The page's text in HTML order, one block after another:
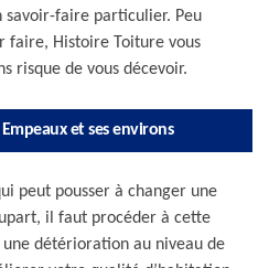
faire particulier. Peu
faire, Histoire Toiture vous
risque de vous décevoir.
et ses environs
peut pousser à changer une
il faut procéder à cette
détérioration au niveau de